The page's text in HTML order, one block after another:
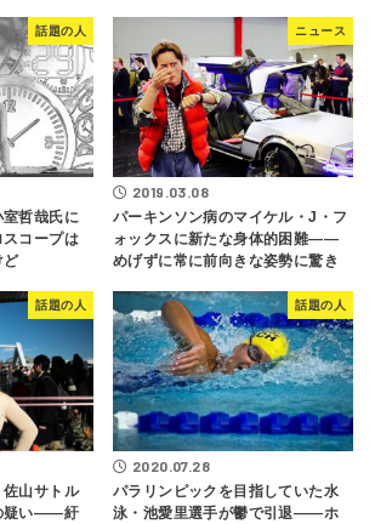
話題の人
哲哉氏に
コープは
ど
ニュース
2019.03.08
パーキンソン病のマイケル・J・フ
ォックスに新たな身体的困難――
めげずに常に前向きな姿勢に驚き
話題の人
山サトル
疑い――紆
話題の人
2020.07.28
パラリンピックを目指していた水
泳・池愛里選手が鬱で引退――ホ